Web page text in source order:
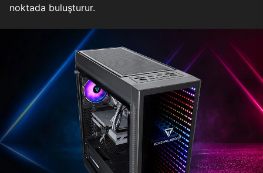
noktada buluşturur.